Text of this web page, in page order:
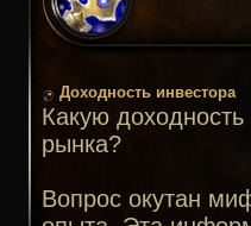
Доходность инвестора
Какую
рынка?
Вопрос окутан